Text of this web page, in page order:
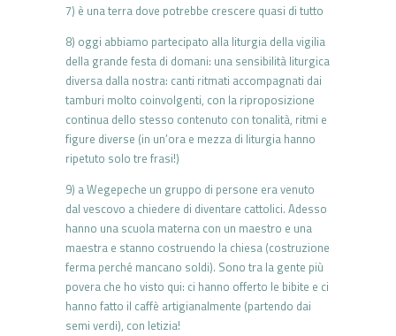
7) è una terra dove potrebbe crescere quasi di tutto
8) oggi abbiamo partecipato alla liturgia della vigilia
della grande festa di domani: una sensibilità liturgica
diversa dalla nostra: canti ritmati accompagnati dai
tamburi molto coinvolgenti, con la riproposizione
continua dello stesso contenuto con tonalità, ritmi e
figure diverse (in un’ora e mezza di liturgia hanno
ripetuto solo tre frasi!)
9) a Wegepeche un gruppo di persone era venuto
dal vescovo a chiedere di diventare cattolici. Adesso
hanno una scuola materna con un maestro e una
maestra e stanno costruendo la chiesa (costruzione
ferma perché mancano soldi). Sono tra la gente più
povera che ho visto qui: ci hanno offerto le bibite e ci
hanno fatto il caffè artigianalmente (partendo dai
semi verdi), con letizia!